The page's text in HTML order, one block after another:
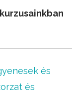
és
és